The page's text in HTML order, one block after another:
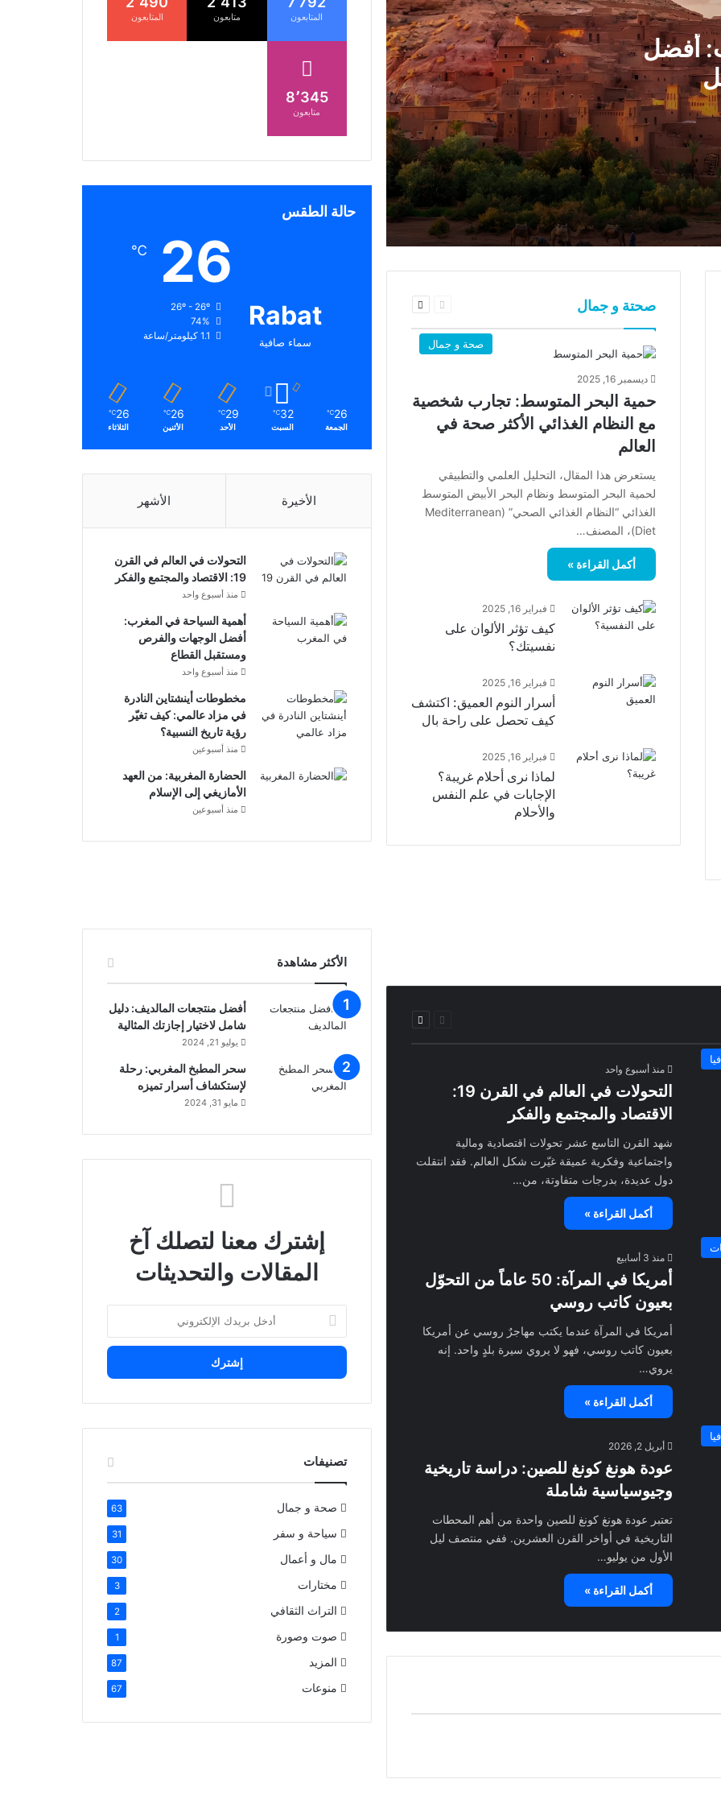
أفضل
من مراكش إلى قلب الصحراء: الدليل
الشامل لرحلة من مراكش إلى مرزوكة
كيفية الحصول على مساعدة مالية في
المغرب عبر نظام الدعم الاجتماعي
المباشر
الحسيمة لؤلؤة الريف المغربي: بين البحر
والتاريخ والطبيعة
تعويم الدرهم المغربي 2026: ماذا ينتظر
2026: استكشف عاصمة المستقبل
تظاهرة فلاحية في إفريقيا
صحتة و جمال
الصفحة
صحة و جمال
ديسمبر 16, 2025
حمية البحر المتوسط: تجارب شخصية
مع النظام الغذائي الأكثر صحة في
العالم
يستعرض هذا المقال، التحليل العلمي والتطبيقي
لحمية البحر المتوسط ونظام البحر الأبيض المتوسط
الغذائي “النظام الغذائي الصحي” (Mediterranean
Diet)، المصنف…
أكمل القراءة »
فبراير 16, 2025
كيف تؤثر الألوان على
نفسيتك؟
فبراير 16, 2025
أسرار النوم العميق: اكتشف
كيف تحصل على راحة بال
فبراير 16, 2025
لماذا نرى أحلام غريبة؟
الإجابات في علم النفس
والأحلام
المتابعون متابعون المتابعون
8٬345
متابعون
حالة الطقس
Rabat
سماء صافية
26
℃
74%
1.1 كيلومتر/ساعة
26
℃
الجمعة
32
℃
السبت
29
℃
الأحد
26
℃
الأثنين
26
℃
الثلاثاء
الأخيرة الأشهر
التحولات في العالم في القرن
19: الاقتصاد والمجتمع والفكر
منذ أسبوع واحد
أهمية السياحة في المغرب:
أفضل الوجهات والفرص
ومستقبل القطاع
منذ أسبوع واحد
مخطوطات أينشتاين النادرة
في مزاد عالمي: كيف تغيّر
رؤية تاريخ النسبية؟
منذ أسبوعين
الحضارة المغربية: من العهد
الأمازيغي إلى الإسلام
منذ أسبوعين
الصفحة
منذ أسبوع واحد
التحولات في العالم في القرن 19:
الاقتصاد والمجتمع والفكر
شهد القرن التاسع عشر تحولات اقتصادية ومالية
واجتماعية وفكرية عميقة غيّرت شكل العالم. فقد انتقلت
دول عديدة، بدرجات متفاوتة، من…
أكمل القراءة »
منذ 3 أسابيع
أمريكا في المرآة: 50 عاماً من التحوّل
بعيون كاتب روسي
أمريكا في المرآة عندما يكتب مهاجرٌ روسي عن أمريكا
بعيون كاتب روسي، فهو لا يروي سيرة بلدٍ واحد. إنه
يروي…
أكمل القراءة »
أبريل 2, 2026
عودة هونغ كونغ للصين: دراسة تاريخية
وجيوسياسية شاملة
تعتبر عودة هونغ كونغ للصين واحدة من أهم المحطات
التاريخية في أواخر القرن العشرين. ففي منتصف ليل
الأول من يوليو…
أكمل القراءة »
تعرفوا معنا على فوائد البصل الكثيرة!
شاركونا إيموجي في التعليقات إذا استمتعتم بهذه
الأكثر مشاهدة
أفضل منتجعات المالديف: دليل
شامل لاختيار إجازتك المثالية
يوليو 21, 2024
سحر المطبخ المغربي: رحلة
لإستكشاف أسرار تميزه
مايو 31, 2024
إشترك معنا لتصلك آخ
المقالات والتحديثات
أدخل
بريدك
الإلكتروني
تصنيفات
صحة و جمال 63
سياحة و سفر 31
مال و أعمال 30
مختارات 3
التراث الثقافي 2
صوت وصورة 1
المزيد 87
منوعات 67